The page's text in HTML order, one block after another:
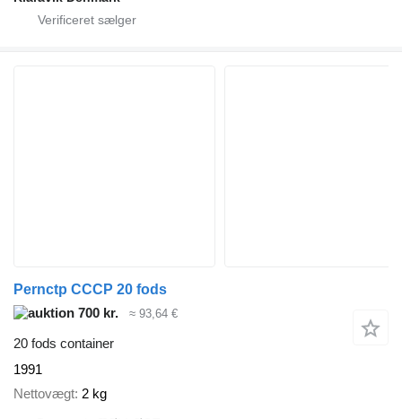
Pernctp CCCP 20 fods
700 kr.
≈ 93,64 €
20 fods container
1991
Nettovægt 2 kg